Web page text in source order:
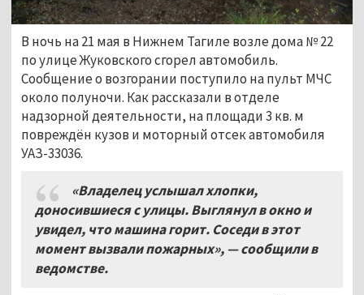
В ночь на 21 мая в Нижнем Тагиле возле дома № 22
по улице Жуковского сгорел автомобиль.
Сообщение о возгорании поступило на пульт МЧС
около полуночи. Как рассказали в отделе
надзорной деятельности, на площади 3 кв. м
повреждён кузов и моторный отсек автомобиля
УАЗ-33036.
«Владелец услышал хлопки,
доносившиеся с улицы. Выглянул в окно и
увидел, что машина горит. Соседи в этот
момент вызвали пожарных», — сообщили в
ведомстве.